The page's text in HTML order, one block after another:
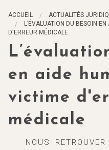
Maître Briant votre avocat
Victimes grièvement
Actualités juridiques
Contact
ACCUEIL
ACTUALITÉS
L’ÉVALUATION DU BESOIN
D'ERREUR MÉDICALE
en aide
victime
médicale
NOUS